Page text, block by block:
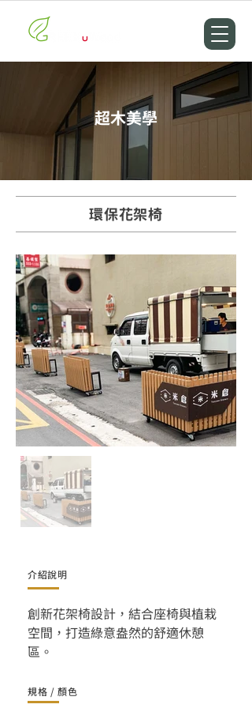
超木美學
環保花架椅
介紹說明
創新花架椅設計，結合座椅與植栽
空間，打造綠意盎然的舒適休憩
區。
規格 / 顏色